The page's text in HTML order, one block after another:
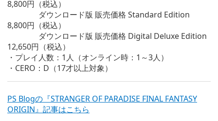
8,800円（税込）
ダウンロード版 販売価格 Standard Edition
8,800円（税込）
ダウンロード版 販売価格 Digital Deluxe Edition
12,650円（税込）
・プレイ人数：1人（オンライン時：1～3人）
・CERO：D（17才以上対象）
PS Blogの『STRANGER OF PARADISE FINAL FANTASY
ORIGIN』記事はこちら